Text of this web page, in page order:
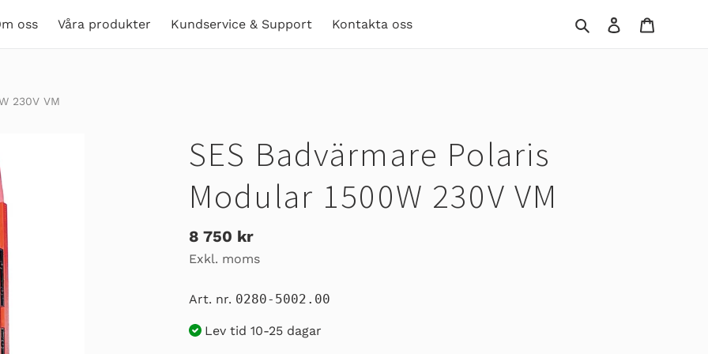
oss Våra produkter Kundservice & Support Kontakta oss Sök Logga in
230V VM
SES Badvärmare Polaris
Modular 1500W 230V VM
Ordinarie
pris
8 750 kr
Exkl. moms
Art. nr. 0280-5002.00
Lev tid 10-25 dagar